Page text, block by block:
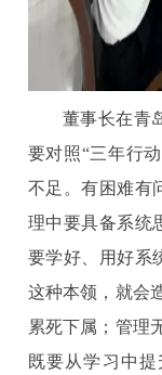
董事长在青
要对照“三年行
不足。有困难有
理中要具备系统
要学好、用好系
这种本领，就会
累死下属；管理
既要从学习中